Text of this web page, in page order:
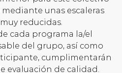
unas escaleras
reducidas.
cada programa la/el
del grupo, así como
cumplimentarán
evaluación de calidad.